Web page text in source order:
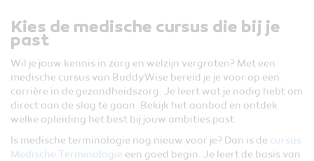
Kies de medische cursus die bij je
past
Wil je jouw kennis in zorg en welzijn vergroten? Met een
medische cursus van BuddyWise bereid je je voor op een
carrière in de gezondheidszorg. Je leert wat je nodig hebt om
direct aan de slag te gaan. Bekijk het aanbod en ontdek
welke opleiding het best bij jouw ambities past.
Is medische terminologie nog nieuw voor je? Dan is de cursus
Medische Terminologie een goed begin. Je leert de basis van